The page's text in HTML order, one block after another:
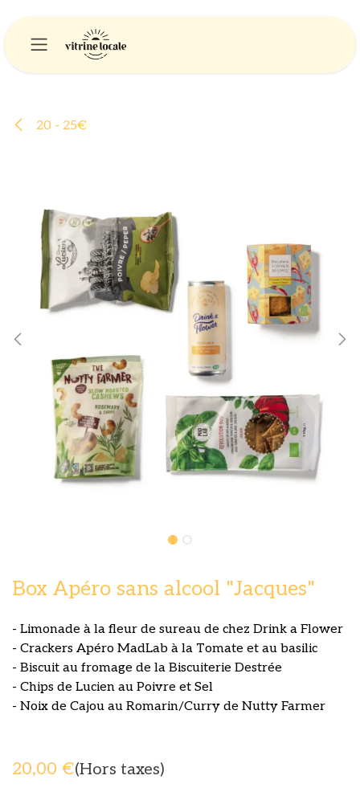
20 - 25€
Box Apéro sans alcool "Jacques"
- Limonade à la fleur de sureau de chez Drink a Flower
- Crackers Apéro MadLab à la Tomate et au basilic
- Biscuit au fromage de la Biscuiterie Destrée
- Chips de Lucien au Poivre et Sel
- Noix de Cajou au Romarin/Curry de Nutty Farmer
20,00 €(Hors taxes)